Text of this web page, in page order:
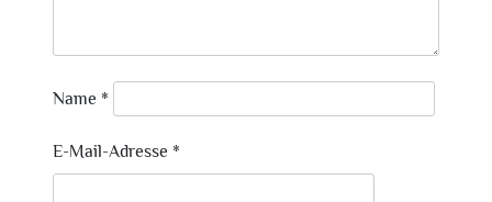
Name *
E-Mail-Adresse *